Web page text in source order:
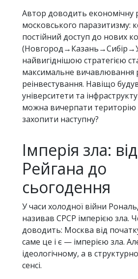
Автор доводить економічну
московського паразитизму:
постійний доступ до нових
найвигіднішою стратегією
максимальне вичавлювання
реінвестування. Навіщо
університети та
можна вичерпати територію
захопити наступну?
Імперія зла: від
Рейгана до
сьогодення
У часи холодної війни
називав СРСР імперією зла.
доводить: Москва від
саме це і є — імперією зла.
ідеологічному, а в
сенсі.